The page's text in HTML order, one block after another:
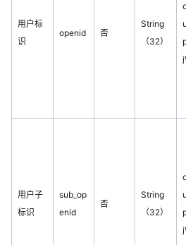
用户标
识
openid 否
String
（32）
用户子
标识
sub_op
enid
否
String
（32）